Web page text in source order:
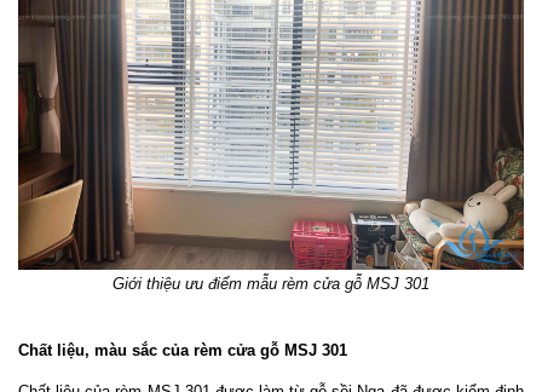
Giới thiệu ưu điểm mẫu rèm cửa gỗ MSJ 301
Chất liệu, màu sắc của rèm cửa gỗ MSJ 301